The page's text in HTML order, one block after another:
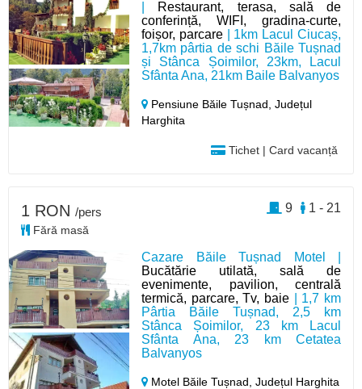
Restaurant, terasa, sală de
conferință, WIFI, gradina-curte,
foișor, parcare| 1km Lacul Ciucaș,
1,7km pârtia de schi Băile Tușnad
și Stânca Șoimilor, 23km, Lacul
Sfânta Ana, 21km Baile Balvanyos
Pensiune Băile Tușnad,Județul
Harghita
Tichet | Card vacanță
Cazare Băile Tușnad Motel |
Bucătărie utilată, sală de
evenimente, pavilion, centrală
termică, parcare, Tv, baie | 1,7 km
Pârtia Băile Tușnad, 2,5 km
Stânca Șoimilor, 23 km Lacul
Sfânta Ana, 23 km Cetatea
Balvanyos
Motel Băile Tușnad,Județul Harghita
1 RON /pers
Fără masă
1 - 21
9